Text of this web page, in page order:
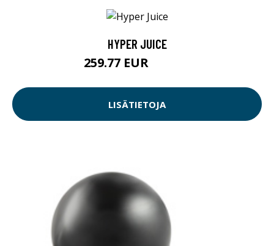
HYPER JUICE
259.77 EUR
LISÄTIETOJA